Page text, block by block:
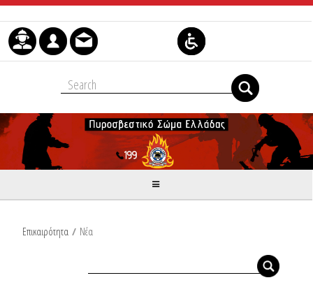
Μετάβαση στο περιεχόμενο
Επικαιρότητα / Νέα